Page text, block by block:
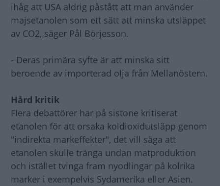
ihåg att USA aldrig påstått att man använder
majsetanolen som ett sätt att minska utsläppet
av CO2, säger Pål Börjesson.
- Deras primära syfte är att minska sitt
beroende av importerad olja från Mellanöstern.
Hård kritik
Flera debattörer har på sistone kritiserat
etanolen för att orsaka koldioxidutsläpp genom
"indirekta markeffekter", det vill säga att
etanolen skulle tränga undan matproduktion
och istället tvinga fram nyodlingar på kolrika
marker i exempelvis Sydamerika eller Asien.